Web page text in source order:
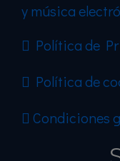
y música
Política de
Política de
Condiciones